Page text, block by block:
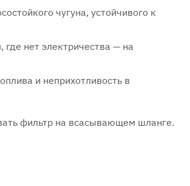
чугуна, устойчивого к
где нет электричества — на
и неприхотливость в
фильтр на всасывающем шланге.